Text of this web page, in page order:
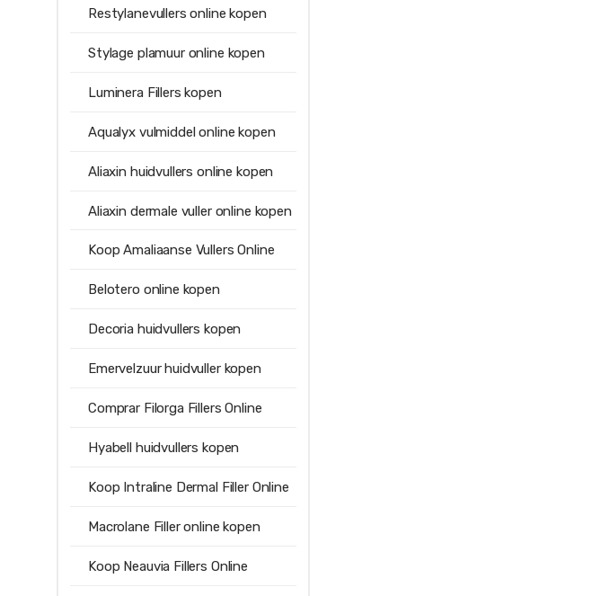
Restylanevullers online kopen
Stylage plamuur online kopen
Luminera Fillers kopen
Aqualyx vulmiddel online kopen
Aliaxin huidvullers online kopen
Aliaxin dermale vuller online kopen
Koop Amaliaanse Vullers Online
Belotero online kopen
Decoria huidvullers kopen
Emervelzuur huidvuller kopen
Comprar Filorga Fillers Online
Hyabell huidvullers kopen
Koop Intraline Dermal Filler Online
Macrolane Filler online kopen
Koop Neauvia Fillers Online